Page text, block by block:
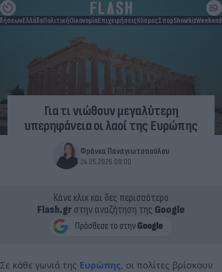
ΕλλάδαΠολιτικήΟικονομίαΕπιχειρήσειςΚόσμοςΣπορShowbizWeekend
Για τι νιώθουν μεγαλύτερη
υπερηφάνεια οι λαοί της Ευρώπης
Φράνκα Παναγιωτοπούλου
24.05.2026 09:00
Κάνε κλικ και δες περισσότερο
Flash.grστην αναζήτηση της Google
Σε κάθε γωνιά της Ευρώπης, οι πολίτες βρίσκουν